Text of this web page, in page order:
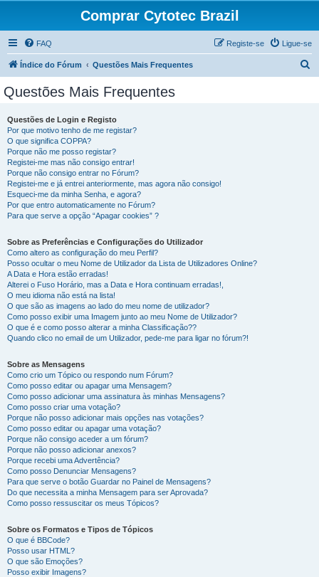
Comprar Cytotec Brazil
FAQ Ligue-se
Registe-se
Índice do Fórum Questões Mais Frequentes
Questões Mais Frequentes
Questões de Login e Registo
Por que motivo tenho de me registar?
O que significa COPPA?
Porque não me posso registar?
Registei-me mas não consigo entrar!
Porque não consigo entrar no Fórum?
Registei-me e já entrei anteriormente, mas agora não consigo!
Esqueci-me da minha Senha, e agora?
Por que entro automaticamente no Fórum?
Para que serve a opção “Apagar cookies” ?
Sobre as Preferências e Configurações do Utilizador
Como altero as configuração do meu Perfil?
Posso ocultar o meu Nome de Utilizador da Lista de Utilizadores Online?
A Data e Hora estão erradas!
Alterei o Fuso Horário, mas a Data e Hora continuam erradas!,
O meu idioma não está na lista!
O que são as imagens ao lado do meu nome de utilizador?
Como posso exibir uma Imagem junto ao meu Nome de Utilizador?
O que é e como posso alterar a minha Classificação??
Quando clico no email de um Utilizador, pede-me para ligar no fórum?!
Sobre as Mensagens
Como crio um Tópico ou respondo num Fórum?
Como posso editar ou apagar uma Mensagem?
Como posso adicionar uma assinatura às minhas Mensagens?
Como posso criar uma votação?
Porque não posso adicionar mais opções nas votações?
Como posso editar ou apagar uma votação?
Porque não consigo aceder a um fórum?
Porque não posso adicionar anexos?
Porque recebi uma Advertência?
Como posso Denunciar Mensagens?
Para que serve o botão Guardar no Painel de Mensagens?
Do que necessita a minha Mensagem para ser Aprovada?
Como posso ressuscitar os meus Tópicos?
Sobre os Formatos e Tipos de Tópicos
O que é BBCode?
Posso usar HTML?
O que são Emoções?
Posso exibir Imagens?